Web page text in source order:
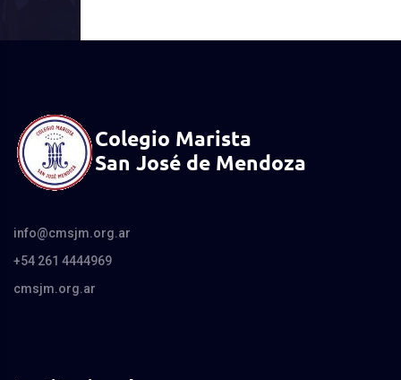
info@cmsjm.org.ar
+54 261 4444969
cmsjm.org.ar